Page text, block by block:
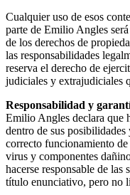
Cualquier uso de esos
parte de Emilio Angles
de los derechos de
las responsabilidades
reserva el derecho de
judiciales y extrajudiciales
Responsabilidad y
Emilio Angles declara que
dentro de sus
correcto funcionamiento
virus y componentes
hacerse responsable de las
título enunciativo, pero no